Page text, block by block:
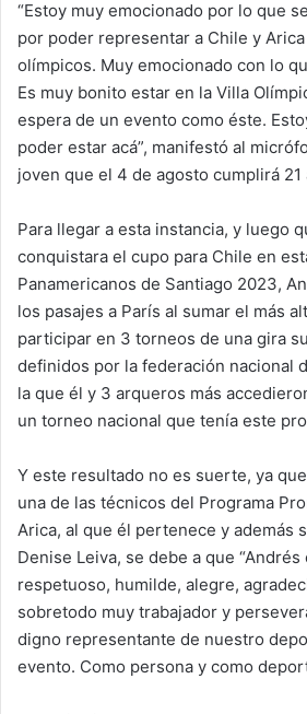
“Estoy muy emocionado por lo que
por poder representar a Chile y
olímpicos. Muy emocionado con lo
Es muy bonito estar en la Villa
espera de un evento como éste.
poder estar acá”, manifestó al
joven que el 4 de agosto cumplirá 21
Para llegar a esta instancia, y luego
conquistara el cupo para Chile en
Panamericanos de Santiago 2023,
los pasajes a París al sumar el más
participar en 3 torneos de una gira
definidos por la federación nacional
la que él y 3 arqueros más
un torneo nacional que tenía este
Y este resultado no es suerte, ya
una de las técnicos del Programa
Arica, al que él pertenece y además
Denise Leiva, se debe a que
respetuoso, humilde, alegre,
sobretodo muy trabajador y
digno representante de nuestro
evento. Como persona y como